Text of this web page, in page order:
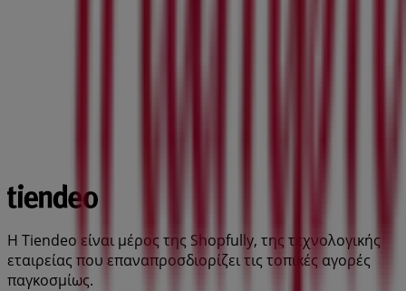
Η Tiendeo είναι μέρος της Shopfully, της τεχνολογικής
εταιρείας που επαναπροσδιορίζει τις τοπικές αγορές
παγκοσμίως.